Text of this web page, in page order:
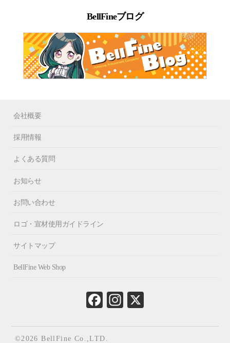
BellFineブログ
会社概要
採用情報
よくある質問
お知らせ
お問い合わせ
ロゴ・宣材使用ガイドライン
サイトマップ
BellFine Web Shop
Fa
ce
ok
In
st
©2026 BellFine Co.,LTD.